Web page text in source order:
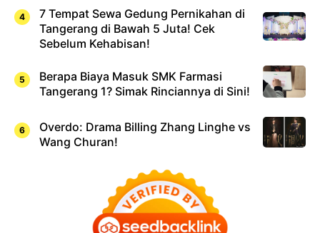
7 Tempat Sewa Gedung Pernikahan di
Tangerang di Bawah 5 Juta! Cek
Sebelum Kehabisan!
Berapa Biaya Masuk SMK Farmasi
Tangerang 1? Simak Rinciannya di Sini!
Overdo: Drama Billing Zhang Linghe vs
Wang Churan!